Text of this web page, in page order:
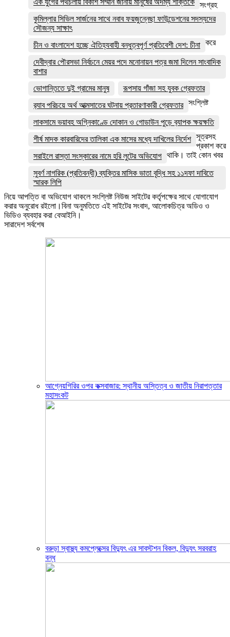
কুমিল্লার সিভিল সার্জনের সাথে নবাব ফয়জুন্নেছা ফাউন্ডেশনের সদস্যদের
সৌজন্য সাক্ষাৎ
চীন ও বাংলাদেশ হচ্ছে ঐতিহ্যবাহী বন্ধুত্বপূর্ণ প্রতিবেশী দেশ: চীনা
দেবীদ্বার পৌরসভা নির্বচনে মেয়র পদে মনোনায়ন পত্র জমা দিলেন সাংবাদিক
বাশার
ভোগান্তিতে দুই গ্রামের মানুষ
রূপসায় গাঁজা সহ যুবক গ্রেফতার
র‌্যাব পরিচয়ে অর্থ আত্মসাতের ঘটনায় প্রতারণাকারী গ্রেফতার
লাকসামে ভয়াবহ অগ্নিকাণ্ডে দোকান ও গোডাউন পুড়ে ব‍্যাপক ক্ষয়ক্ষতি
শীর্ষ মাদক কারবারিদের তালিকা এক মাসের মধ্যে দাখিলের নির্দেশ
সরাইলে রাস্তা সংস্কারের নামে হরি লুটের অভিযোগ
সুবর্ণ নাগরিক (প্রতিবন্ধী) ব্যক্তির মাসিক ভাতা বৃদ্ধি সহ ১১দফা দাবিতে
স্মারক লিপি
সংগ্রহ
করে
সংশ্লিষ্ট
সূত্রসহ
প্রকাশ করে
থাকি। তাই কোন খবর
নিয়ে আপত্তি বা অভিযোগ থাকলে সংশ্লিষ্ট নিউজ সাইটের কর্তৃপক্ষের সাথে যোগাযোগ
করার অনুরোধ রইলো।বিনা অনুমতিতে এই সাইটের সংবাদ, আলোকচিত্র অডিও ও
ভিডিও ব্যবহার করা বেআইনি।
সারাদেশ সর্বশেষ
আগ্নেয়গিরির ওপর কক্সবাজার: স্থানীয় অস্তিত্ব ও জাতীয় নিরাপত্তার
মহাসংকট
বরুড়া স্বাস্থ্য কমপ্লেক্সের বিদ্যুৎ এর সাবস্টশন বিকল, বিদ্যুৎ সরবরাহ
বন্ধ